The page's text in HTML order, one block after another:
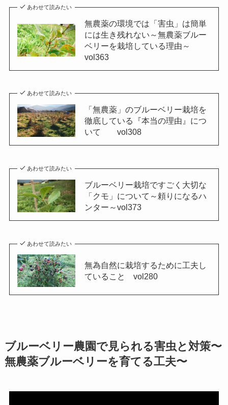
あわせて読みたい
無農薬の環境では「害虫」は簡単
には生き残れない～無農薬ブルー
ベリーを栽培している理由～
vol363
あわせて読みたい
「無農薬」のブルーベリー栽培を
徹底している『本当の理由』につ
いて vol308
あわせて読みたい
ブルーベリー栽培ですごく大切な
「クモ」について～頼りになるハ
ンター～vol373
あわせて読みたい
無為自然に栽培するために工夫し
ていること vol280
ブルーベリー農園で見られる害虫と対策〜
無農薬ブルーベリーを育てる工夫〜